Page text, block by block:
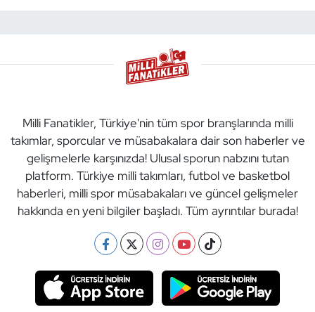
Milli Fanatikler, Türkiye'nin tüm spor branşlarında milli
takımlar, sporcular ve müsabakalara dair son haberler ve
gelişmelerle karşınızda! Ulusal sporun nabzını tutan
platform. Türkiye milli takımları, futbol ve basketbol
haberleri, milli spor müsabakaları ve güncel gelişmeler
hakkında en yeni bilgiler başladı. Tüm ayrıntılar burada!